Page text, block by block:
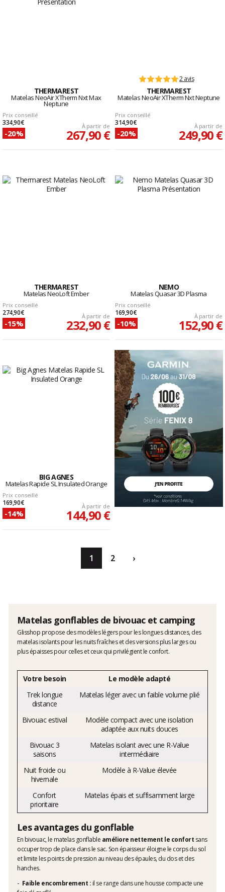
THERMAREST
Matelas NeoAir XTherm Nxt Max
Neptune
Prix conseillé
334,90 €
-20%
À partir de
267,90 €
2 avis
THERMAREST
Matelas NeoAir XTherm Nxt Neptune
Prix conseillé
314,90 €
-20%
À partir de
249,90 €
THERMAREST
Matelas NeoLoft Ember
Prix conseillé
274,90 €
-15%
À partir de
232,90 €
NEMO
Matelas Quasar 3D Plasma
Prix conseillé
169,90 €
-10%
À partir de
152,90 €
BIG AGNES
Matelas Rapide SL Insulated Orange
Prix conseillé
169,90 €
-14%
À partir de
144,90 €
1 2 ›
Matelas gonflables de bivouac et camping
Glisshop propose des modèles légers pour les longues distances, des
matelas isolants pour les nuits fraîches et des versions plus larges ou
plus épaisses pour celles et ceux qui privilégient le confort.
Votre besoin
Le modèle adapté
Trek longue
distance
Matelas léger avec un faible volume plié
Bivouac estival
Modèle compact avec une isolation
adaptée aux nuits douces
Bivouac 3
saisons
Matelas isolant avec une R-Value
intermédiaire
Nuit froide ou
hivernale
Modèle à R-Value élevée
Confort
prioritaire
Matelas épais et suffisamment large
Les avantages du gonflable
En bivouac, le matelas gonflable améliore nettement le confort sans
occuper trop de place dans le sac. Son épaisseur éloigne le corps du sol
et limite les points de pression au niveau des épaules, du dos et des
hanches.
Faible encombrement : il se range dans une housse compacte une